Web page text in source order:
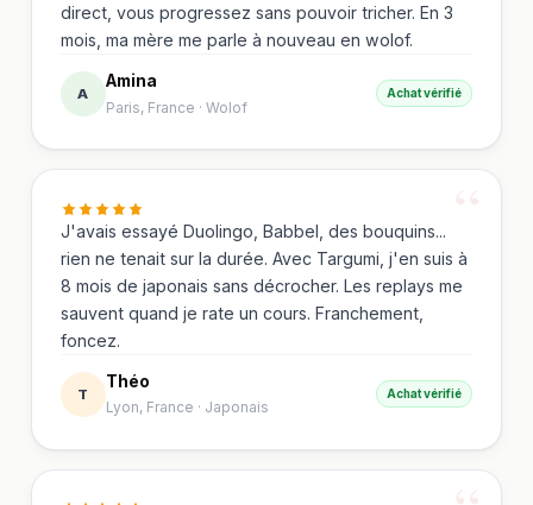
direct, vous progressez sans pouvoir tricher. En 3
mois, ma mère me parle à nouveau en wolof.
A
Amina
Paris, France · Wolof
Achat vérifié
J'avais essayé Duolingo, Babbel, des bouquins...
rien ne tenait sur la durée. Avec Targumi, j'en suis à
8 mois de japonais sans décrocher. Les replays me
sauvent quand je rate un cours. Franchement,
foncez.
T
Théo
Lyon, France · Japonais
Achat vérifié